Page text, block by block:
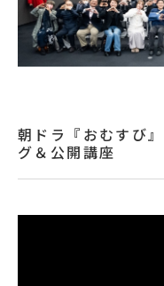
朝ドラ『おむすび
グ＆公開講座